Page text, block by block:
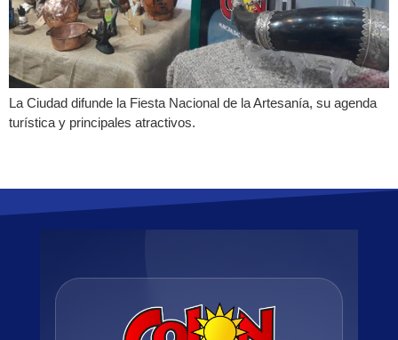
La Ciudad difunde la Fiesta Nacional de la Artesanía, su agenda
turística y principales atractivos.